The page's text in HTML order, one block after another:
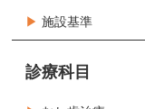
施設基準
診療科目